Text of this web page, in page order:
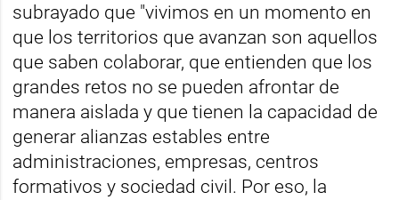
subrayado que "vivimos en un momento en
que los territorios que avanzan son aquellos
que saben colaborar, que entienden que los
grandes retos no se pueden afrontar de
manera aislada y que tienen la capacidad de
generar alianzas estables entre
administraciones, empresas, centros
formativos y sociedad civil. Por eso, la